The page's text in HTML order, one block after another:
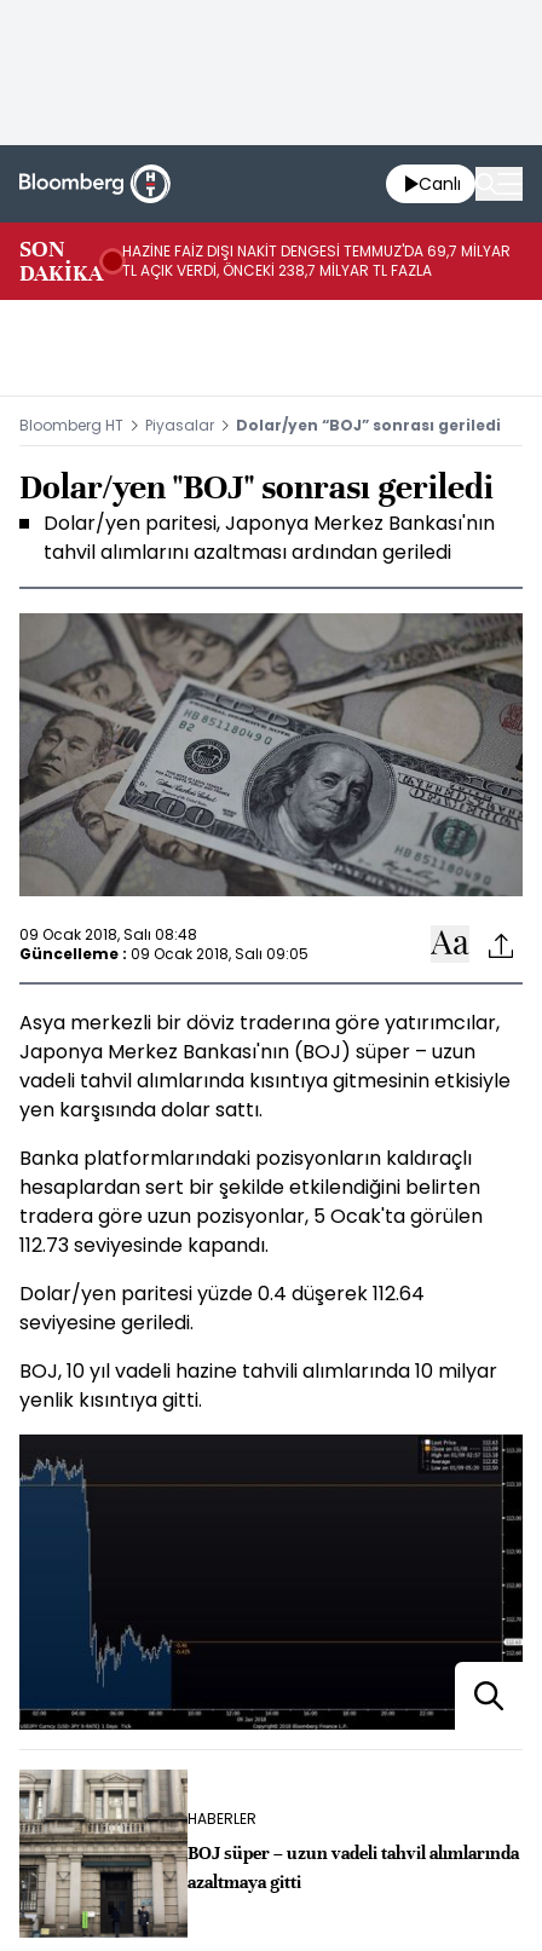
Canlı
SON
DAKİKA
HAZİNE FAİZ DIŞI NAKİT DENGESİ TEMMUZ'DA 69,7 MİLYAR
TL AÇIK VERDİ, ÖNCEKİ 238,7 MİLYAR TL FAZLA
Bloomberg HT Piyasalar Dolar/yen “BOJ” sonrası geriledi
Dolar/yen "BOJ" sonrası geriledi
Dolar/yen paritesi, Japonya Merkez Bankası'nın
tahvil alımlarını azaltması ardından geriledi
09 Ocak 2018, Salı 08:48
Güncelleme : 09 Ocak 2018, Salı 09:05
Asya merkezli bir döviz traderına göre yatırımcılar,
Japonya Merkez Bankası'nın (BOJ) süper – uzun
vadeli tahvil alımlarında kısıntıya gitmesinin etkisiyle
yen karşısında dolar sattı.
Banka platformlarındaki pozisyonların kaldıraçlı
hesaplardan sert bir şekilde etkilendiğini belirten
tradera göre uzun pozisyonlar, 5 Ocak'ta görülen
112.73 seviyesinde kapandı.
Dolar/yen paritesi yüzde 0.4 düşerek 112.64
seviyesine geriledi.
BOJ, 10 yıl vadeli hazine tahvili alımlarında 10 milyar
yenlik kısıntıya gitti.
HABERLER
BOJ süper – uzun vadeli tahvil alımlarında
azaltmaya gitti